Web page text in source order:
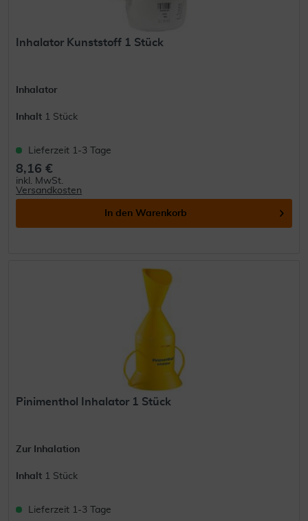
Inhalator Kunststoff 1 Stück
Inhalator
Inhalt 1 Stück
Lieferzeit 1-3 Tage
8,16 €
inkl. MwSt.
Versandkosten
In den Warenkorb
Pinimenthol Inhalator 1 Stück
Zur Inhalation
Inhalt 1 Stück
Lieferzeit 1-3 Tage